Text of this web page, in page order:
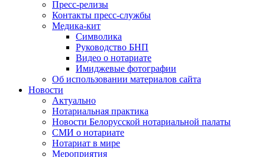
Пресс-релизы
Контакты пресс-службы
Медика-кит
Символика
Руководство БНП
Видео о нотариате
Имиджевые фотографии
Об использовании материалов сайта
Новости
Актуально
Нотариальная практика
Новости Белорусской нотариальной палаты
СМИ о нотариате
Нотариат в мире
Мероприятия